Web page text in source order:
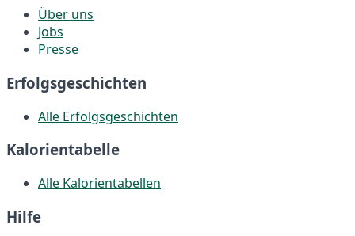
Über uns
Jobs
Presse
Erfolgsgeschichten
Alle Erfolgsgeschichten
Kalorientabelle
Alle Kalorientabellen
Hilfe